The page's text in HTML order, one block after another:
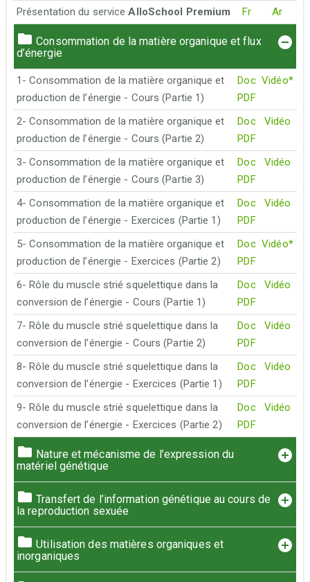
Présentation du serviceAlloSchool Premium Fr Ar
Consommation de la matière organique et flux
d’énergie
1- Consommation de la matière organique et
production de l’énergie - Cours (Partie 1)
Doc
PDF
Vidéo*
2- Consommation de la matière organique et
production de l’énergie - Cours (Partie 2)
Doc
PDF
Vidéo
3- Consommation de la matière organique et
production de l’énergie - Cours (Partie 3)
Doc
PDF
Vidéo
4- Consommation de la matière organique et
production de l’énergie - Exercices (Partie 1)
Doc
PDF
Vidéo
5- Consommation de la matière organique et
production de l’énergie - Exercices (Partie 2)
Doc
PDF
Vidéo*
6- Rôle du muscle strié squelettique dans la
conversion de l’énergie - Cours (Partie 1)
Doc
PDF
Vidéo
7- Rôle du muscle strié squelettique dans la
conversion de l’énergie - Cours (Partie 2)
Doc
PDF
Vidéo
8- Rôle du muscle strié squelettique dans la
conversion de l’énergie - Exercices (Partie 1)
Doc
PDF
Vidéo
9- Rôle du muscle strié squelettique dans la
conversion de l’énergie - Exercices (Partie 2)
Doc
PDF
Vidéo
Nature et mécanisme de l’expression du
matériel génétique
Transfert de l’information génétique au cours de
la reproduction sexuée
Utilisation des matières organiques et
inorganiques